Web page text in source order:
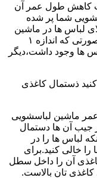
کاهش طول عمر آن
شما پر شده
لباس ها در ماشین
لباسشویی قرار دهید و کمی فشار دهید.در صورتی که اندازه ۱
ها وجود داشت،دیگر
ذستمال کاغذی
ماشین لباسشویی
جیب آن ها دستمال
لباس ها را در
خالی کنید.برای
آن را داخل سطل
تان بالاست.